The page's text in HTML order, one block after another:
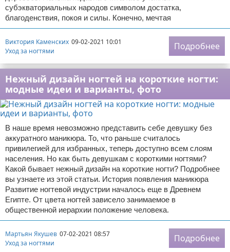
субэкваториальных народов символом достатка,
благоденствия, покоя и силы. Конечно, мечтая
Виктория Каменских 09-02-2021 10:01
Уход за ногтями
Подробнее
Нежный дизайн ногтей на короткие ногти:
модные идеи и варианты, фото
В наше время невозможно представить себе девушку без
аккуратного маникюра. То, что раньше считалось
привилегией для избранных, теперь доступно всем слоям
населения. Но как быть девушкам с короткими ногтями?
Какой бывает нежный дизайн на короткие ногти? Подробнее
вы узнаете из этой статьи. История появления маникюра
Развитие ногтевой индустрии началось еще в Древнем
Египте. От цвета ногтей зависело занимаемое в
общественной иерархии положение человека.
Мартьян Якушев 07-02-2021 08:57
Уход за ногтями
Подробнее